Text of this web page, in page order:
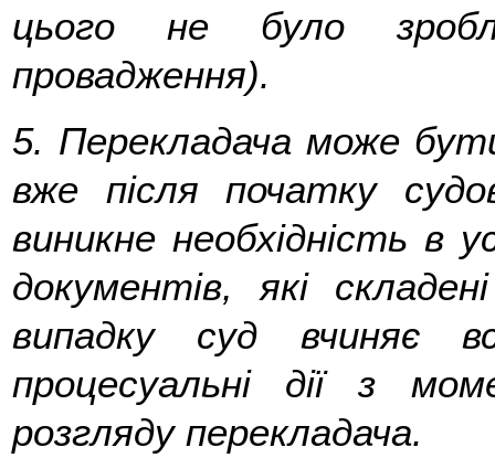
цього не було
провадження).
5. Перекладача може
вже після початку
виникне необхідність в
документів, які
випадку суд вчиняє
процесуальні дії з
розгляду перекладача.